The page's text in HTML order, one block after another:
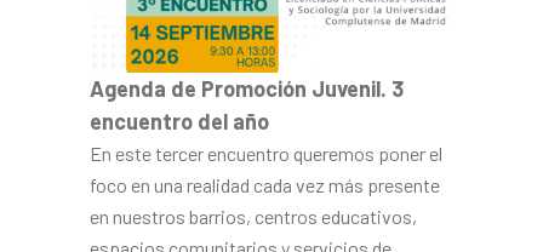
Agenda de Promoción Juvenil. 3
encuentro del año
En este tercer encuentro queremos poner el
foco en una realidad cada vez más presente
en nuestros barrios, centros educativos,
espacios comunitarios y servicios de